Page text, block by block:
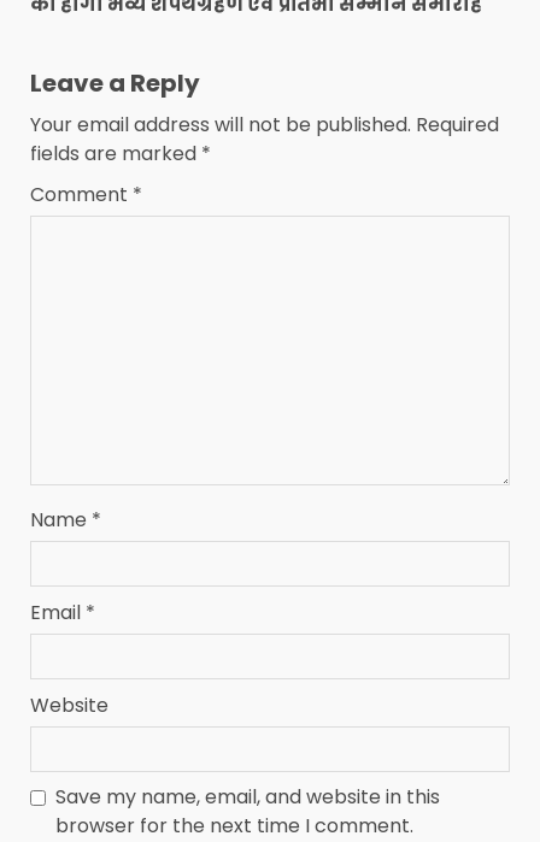
Leave a Reply
Your email address will not be published. Required
fields are marked *
Comment *
Name *
Email *
Website
Save my name, email, and website in this
browser for the next time I comment.